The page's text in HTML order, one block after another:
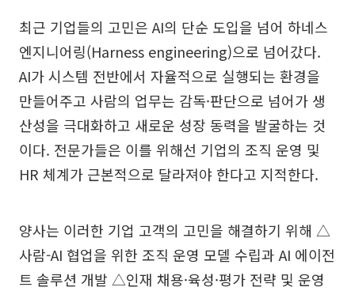
최근 기업들의 고민은 AI의 단순 도입을 넘어 하네스
엔지니어링(Harness engineering)으로 넘어갔다.
AI가 시스템 전반에서 자율적으로 실행되는 환경을
만들어주고 사람의 업무는 감독·판단으로 넘어가 생
산성을 극대화하고 새로운 성장 동력을 발굴하는 것
이다. 전문가들은 이를 위해선 기업의 조직 운영 및
HR 체계가 근본적으로 달라져야 한다고 지적한다.
양사는 이러한 기업 고객의 고민을 해결하기 위해 △
사람-AI 협업을 위한 조직 운영 모델 수립과 AI 에이전
트 솔루션 개발 △인재 채용·육성·평가 전략 및 운영